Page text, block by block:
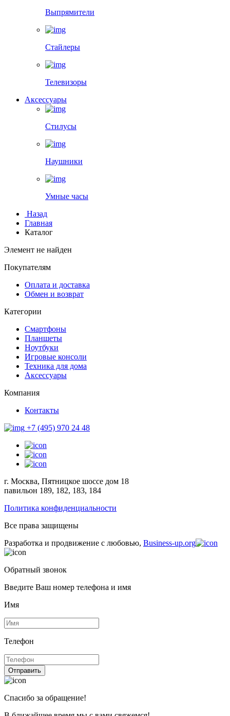
Выпрямители
Стайлеры
Телевизоры
Аксессуары
Стилусы
Наушники
Умные часы
Назад
Главная
Каталог
Элемент не найден
Покупателям
Оплата и доставка
Обмен и возврат
Категории
Смартфоны
Планшеты
Ноутбуки
Игровые консоли
Техника для дома
Аксессуары
Компания
Контакты
+7 (495) 970 24 48
г. Москва, Пятницкое шоссе дом 18
павильон 189, 182, 183, 184
Политика конфиденциальности
Все права защищены
Разработка и продвижение с любовью, Business-up.org
Обратный звонок
Введите Ваш номер телефона и имя
Имя
Телефон
Отправить
Спасибо за обращение!